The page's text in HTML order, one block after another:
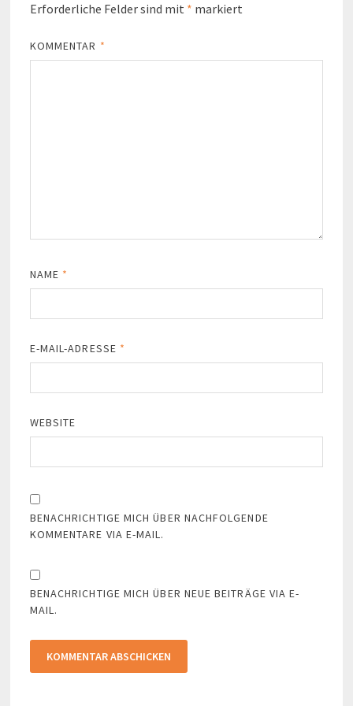
Erforderliche Felder sind mit * markiert
KOMMENTAR *
NAME *
E-MAIL-ADRESSE *
WEBSITE
BENACHRICHTIGE MICH ÜBER NACHFOLGENDE
KOMMENTARE VIA E-MAIL.
BENACHRICHTIGE MICH ÜBER NEUE BEITRÄGE VIA E-
MAIL.